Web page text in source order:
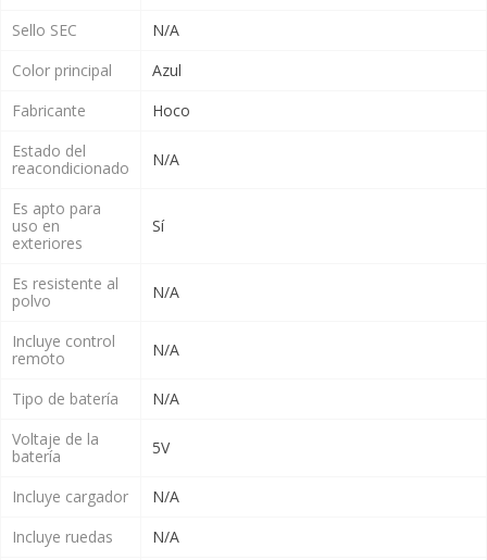
Sello SEC
N/A
Color principal
Azul
Fabricante
Hoco
Estado del
reacondicionado
N/A
Es apto para
uso en
exteriores
Sí
Es resistente al
polvo
N/A
Incluye control
remoto
N/A
Tipo de batería
N/A
Voltaje de la
batería
5V
Incluye cargador
N/A
Incluye ruedas
N/A